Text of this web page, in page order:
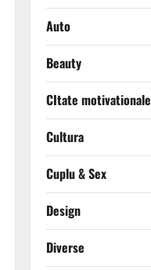
Auto
Beauty
CItate motivationale
Cultura
Cuplu & Sex
Design
Diverse